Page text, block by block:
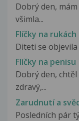
Dobrý den,
všimla...
Flíčky na rukách
Diteti se
Flíčky na penisu
Dobrý den,
zdravý,...
Zarudnutí a
Posledních pár